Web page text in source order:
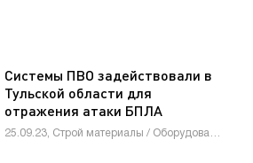
Системы ПВО задействовали в
Тульской области для
отражения атаки БПЛА